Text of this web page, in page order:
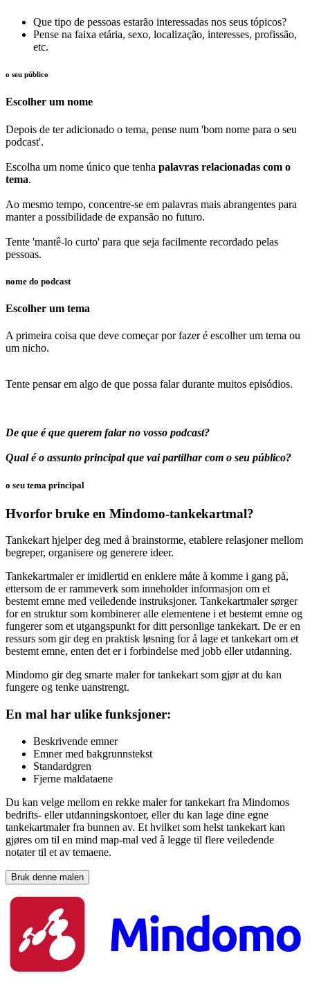
Que tipo de pessoas estarão interessadas nos seus tópicos?
Pense na faixa etária, sexo, localização, interesses, profissão,
etc.
o seu público
Escolher um nome
Depois de ter adicionado o tema, pense num 'bom nome para o seu
podcast'.
Escolha um nome único que tenha palavras relacionadas com o
tema.
Ao mesmo tempo, concentre-se em palavras mais abrangentes para
manter a possibilidade de expansão no futuro.
Tente 'mantê-lo curto' para que seja facilmente recordado pelas
pessoas.
nome do podcast
Escolher um tema
A primeira coisa que deve começar por fazer é escolher um tema ou
um nicho.
Tente pensar em algo de que possa falar durante muitos episódios.
De que é que querem falar no vosso podcast?
Qual é o assunto principal que vai partilhar com o seu público?
o seu tema principal
Hvorfor bruke en Mindomo-tankekartmal?
Tankekart hjelper deg med å brainstorme, etablere relasjoner mellom
begreper, organisere og generere ideer.
Tankekartmaler er imidlertid en enklere måte å komme i gang på,
ettersom de er rammeverk som inneholder informasjon om et
bestemt emne med veiledende instruksjoner. Tankekartmaler sørger
for en struktur som kombinerer alle elementene i et bestemt emne og
fungerer som et utgangspunkt for ditt personlige tankekart. De er en
ressurs som gir deg en praktisk løsning for å lage et tankekart om et
bestemt emne, enten det er i forbindelse med jobb eller utdanning.
Mindomo gir deg smarte maler for tankekart som gjør at du kan
fungere og tenke uanstrengt.
En mal har ulike funksjoner:
Beskrivende emner
Emner med bakgrunnstekst
Standardgren
Fjerne maldataene
Du kan velge mellom en rekke maler for tankekart fra Mindomos
bedrifts- eller utdanningskontoer, eller du kan lage dine egne
tankekartmaler fra bunnen av. Et hvilket som helst tankekart kan
gjøres om til en mind map-mal ved å legge til flere veiledende
notater til et av temaene.
Bruk denne malen